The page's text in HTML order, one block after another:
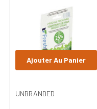
UNBRANDED
Ajouter Au Panier